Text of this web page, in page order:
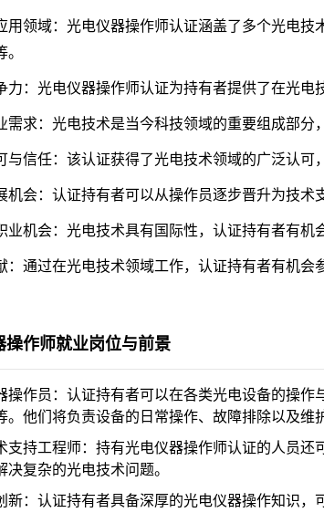
用领域：光电仪器操作师认证涵盖了多个光电
力：光电仪器操作师认证为持有者提供了在光电
需求：光电技术是当今科技领域的重要组成部分
与信任：该认证获得了光电技术领域的广泛认可
机会：认证持有者可以从操作员逐步晋升为技术
业机会：光电技术具有国际性，认证持有者有机
：通过在光电技术领域工作，认证持有者有机
操作师就业岗位与前景
操作员：认证持有者可以在各类光电设备的操
。他们将负责设备的日常操作、故障排除以及维
支持工程师：持有光电仪器操作师认证的人员还
决复杂的光电技术问题。
新：认证持有者具备深厚的光电仪器操作知识，